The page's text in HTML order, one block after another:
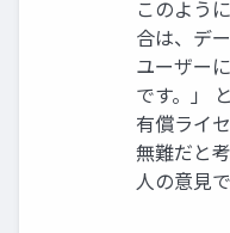
このよう
合は、デ
ユーザー
です。」
有償ライ
無難だと
人の意見で